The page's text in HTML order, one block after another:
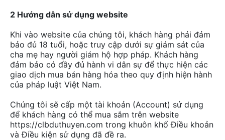
2 Hướng dẫn sử dụng website
Khi vào website của chúng tôi, khách hàng phải đảm
bảo đủ 18 tuổi, hoặc truy cập dưới sự giám sát của
cha mẹ hay người giám hộ hợp pháp. Khách hàng
đảm bảo có đầy đủ hành vi dân sự để thực hiện các
giao dịch mua bán hàng hóa theo quy định hiện hành
của pháp luật Việt Nam.
Chúng tôi sẽ cấp một tài khoản (Account) sử dụng
để khách hàng có thể mua sắm trên website
https://clbduthuyen.com trong khuôn khổ Điều khoản
và Điều kiện sử dụng đã đề ra.